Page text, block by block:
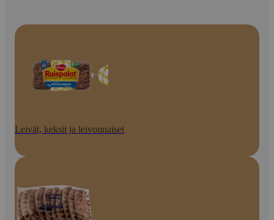
Leivät, keksit ja leivonnaiset